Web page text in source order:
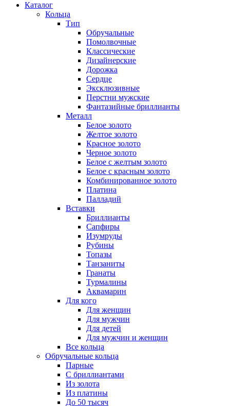
Каталог
Кольца
Тип
Обручальные
Помолвочные
Классические
Дизайнерские
Дорожка
Сердце
Эксклюзивные
Перстни мужские
Фантазийные бриллианты
Металл
Белое золото
Желтое золото
Красное золото
Черное золото
Белое с желтым золото
Белое с красным золото
Комбинированное золото
Платина
Палладий
Вставки
Бриллианты
Сапфиры
Изумруды
Рубины
Топазы
Танзаниты
Гранаты
Турмалины
Аквамарин
Для кого
Для женщин
Для мужчин
Для детей
Для мужчин и женщин
Все кольца
Обручальные кольца
Парные
С бриллиантами
Из золота
Из платины
До 50 тысяч